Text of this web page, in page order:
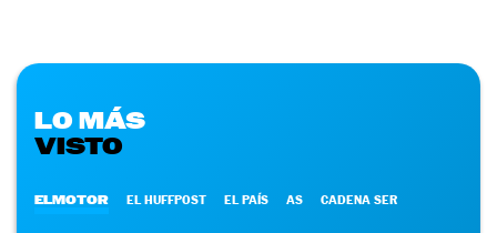
LO MÁS
VISTO
ELMOTOR EL HUFFPOST EL PAÍS AS CADENA SER